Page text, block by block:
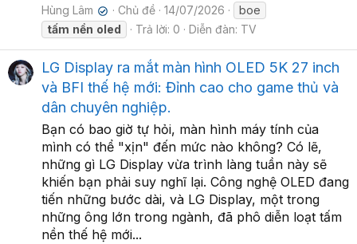
Hùng Lâm ✔ Chủ đề 14/07/2026
boe
tấm nền oled Trả lời: 0 Diễn đàn: TV
LG Display ra mắt màn hình OLED 5K 27 inch
và BFI thế hệ mới: Đỉnh cao cho game thủ và
dân chuyên nghiệp.
Bạn có bao giờ tự hỏi, màn hình máy tính của
mình có thể "xịn" đến mức nào không? Có lẽ,
những gì LG Display vừa trình làng tuần này sẽ
khiến bạn phải suy nghĩ lại. Công nghệ OLED đang
tiến những bước dài, và LG Display, một trong
những ông lớn trong ngành, đã phô diễn loạt tấm
nền thế hệ mới...